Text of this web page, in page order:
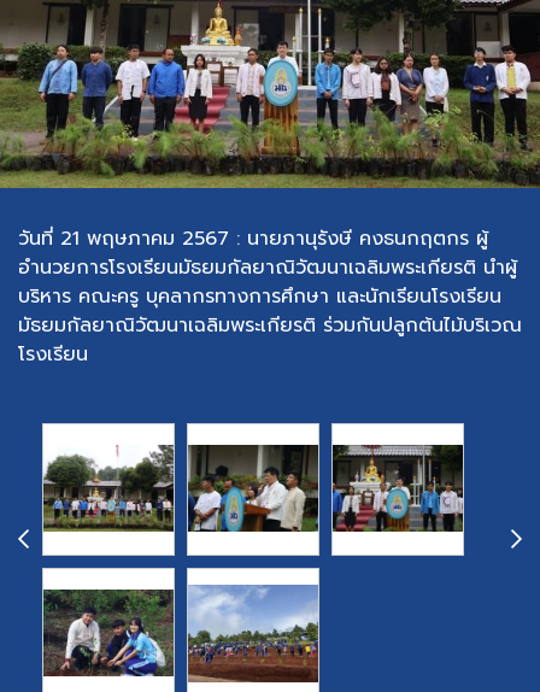
วันที่ 21 พฤษภาคม 2567 : นายภานุรังษี คงธนกฤตกร ผู้
อำนวยการโรงเรียนมัธยมกัลยาณิวัฒนาเฉลิมพระเกียรติ นำผู้
บริหาร คณะครู บุคลากรทางการศึกษา และนักเรียนโรงเรียน
มัธยมกัลยาณิวัฒนาเฉลิมพระเกียรติ ร่วมกันปลูกต้นไม้บริเวณ
โรงเรียน